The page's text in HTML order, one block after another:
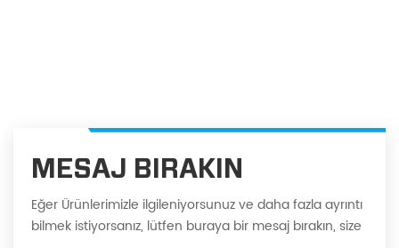
MESAJ BIRAKIN
Eğer Ürünlerimizle ilgileniyorsunuz ve daha fazla ayrıntı
bilmek istiyorsanız, lütfen buraya bir mesaj bırakın, size